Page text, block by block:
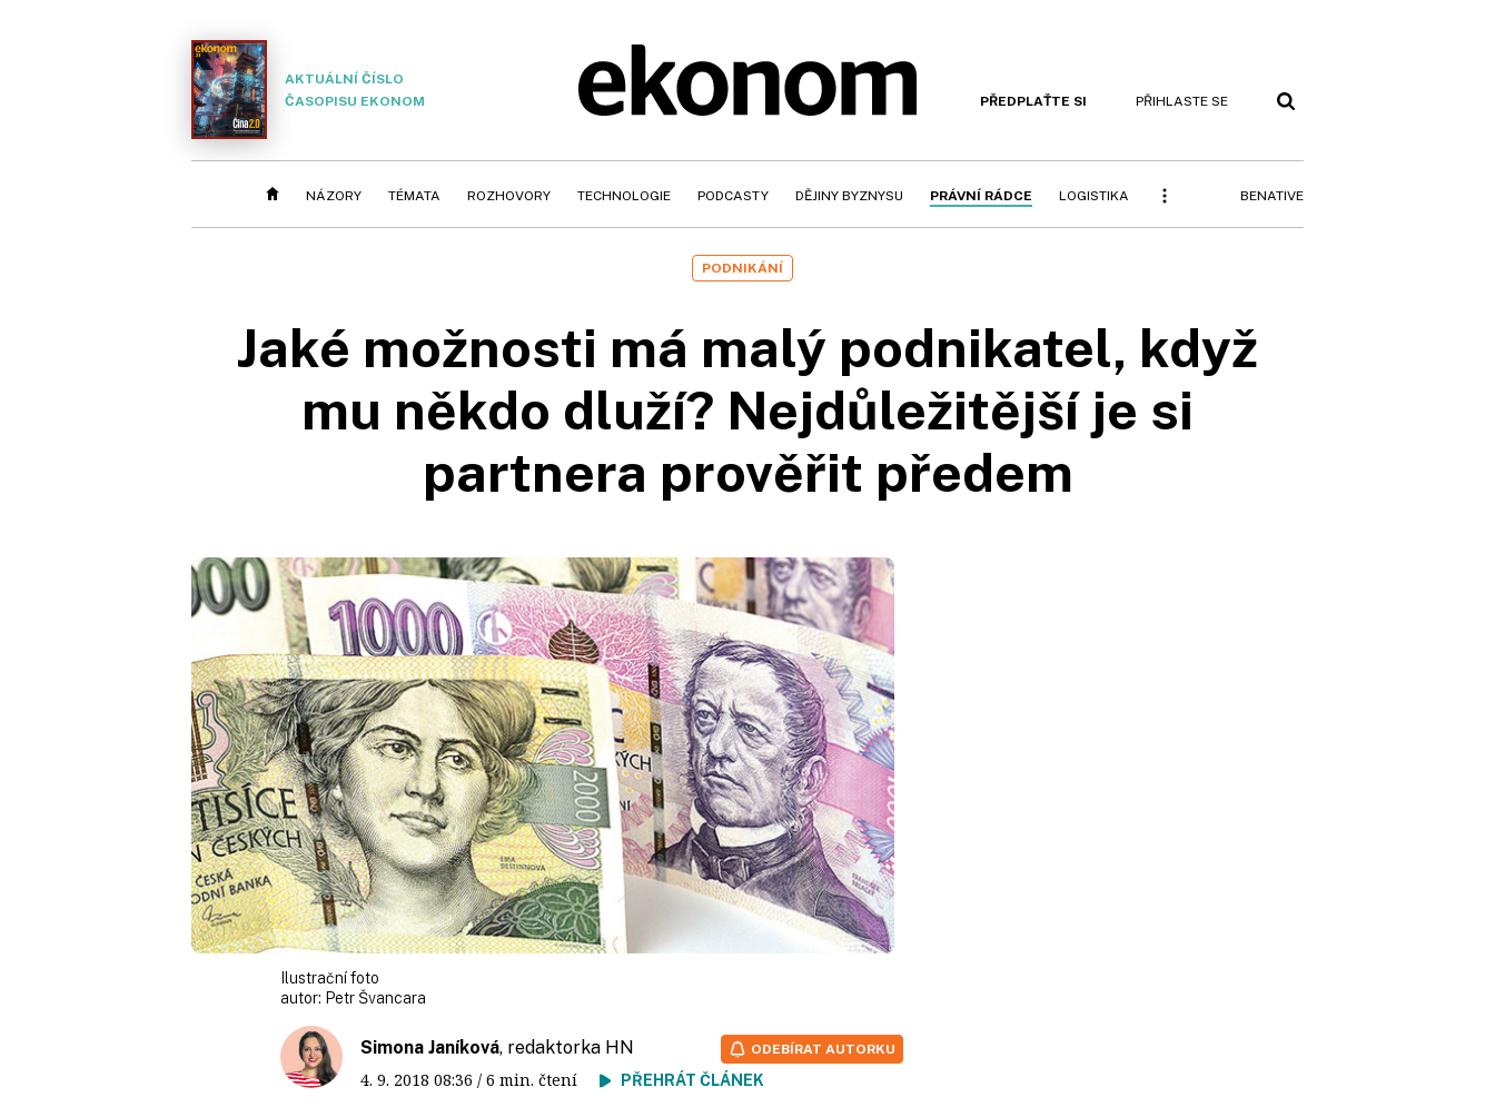
AKTUÁLNÍ ČÍSLO
ČASOPISU EKONOM
PŘEDPLAŤTE SI PŘIHLASTE SE
NÁZORY TÉMATA ROZHOVORY TECHNOLOGIE PODCASTY DĚJINY BYZNYSU PRÁVNÍ RÁDCE LOGISTIKA BENATIVE
PODNIKÁNÍ
Jaké možnosti má malý podnikatel, když
mu někdo dluží? Nejdůležitější je si
partnera prověřit předem
Ilustrační foto
autor: Petr Švancara
Simona Janíková, redaktorka HN
4. 9. 2018 08:36 / 6 min. čtení PŘEHRÁT ČLÁNEK
ODEBÍRAT AUTORKU